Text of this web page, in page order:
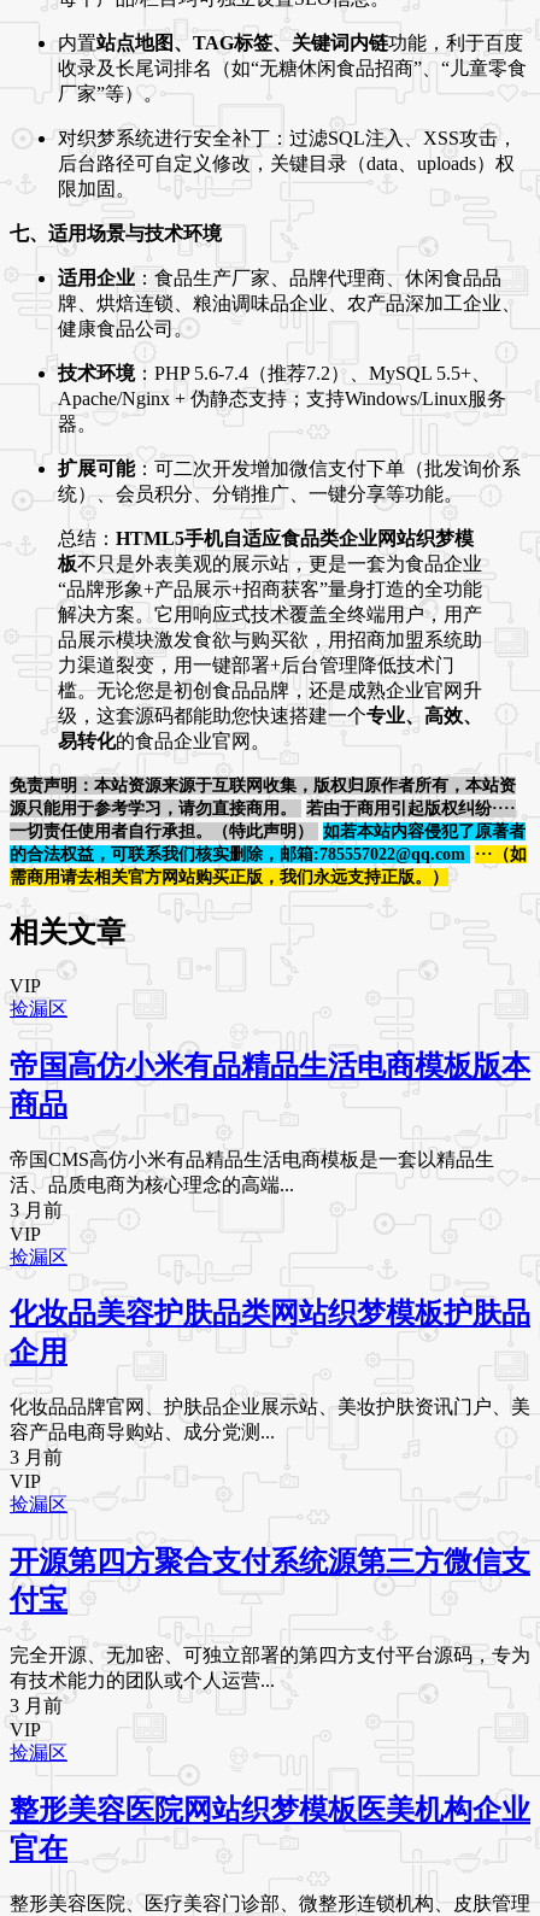
内置站点地图、TAG标签、关键词内链功能，利于百度
收录及长尾词排名（如“无糖休闲食品招商”、“儿童零食
厂家”等）。
对织梦系统进行安全补丁：过滤SQL注入、XSS攻击，
后台路径可自定义修改，关键目录（data、uploads）权
限加固。
七、适用场景与技术环境
适用企业 ：食品生产厂家、品牌代理商、休闲食品品
牌、烘焙连锁、粮油调味品企业、农产品深加工企业、
健康食品公司。
技术环境：PHP 5.6-7.4（推荐7.2）、MySQL 5.5+、
Apache/Nginx + 伪静态支持；支持Windows/Linux服务
器。
扩展可能：可二次开发增加微信支付下单（批发询价系
统）、会员积分、分销推广、一键分享等功能。
总结： HTML5手机自适应食品类企业网站织梦模
板不只是外表美观的展示站，更是一套为食品企业
“品牌形象+产品展示+招商获客”量身打造的全功能
解决方案。它用响应式技术覆盖全终端用户，用产
品展示模块激发食欲与购买欲，用招商加盟系统助
力渠道裂变，用一键部署+后台管理降低技术门
槛。无论您是初创食品品牌，还是成熟企业官网升
级，这套源码都能助您快速搭建一个专业、高效、
易转化的食品企业官网。
免责声明：本站资源来源于互联网收集，版权归原作者所有，本站资
源只能用于参考学习，请勿直接商用。
若由于商用引起版权纠纷····
一切责任使用者自行承担。（特此声明）
如若本站内容侵犯了原著者
的合法权益，可联系我们核实删除，邮箱:785557022@qq.com
···（如
需商用请去相关官方网站购买正版，我们永远支持正版。）
相关文章
VIP
捡漏区
帝国高仿小米有品精品生活电商模板版本
商品
帝国CMS高仿小米有品精品生活电商模板是一套以精品生
活、品质电商为核心理念的高端...
3 月前
VIP
捡漏区
化妆品美容护肤品类网站织梦模板护肤品
企用
化妆品品牌官网、护肤品企业展示站、美妆护肤资讯门户、美
容产品电商导购站、成分党测...
3 月前
VIP
捡漏区
开源第四方聚合支付系统源第三方微信支
付宝
完全开源、无加密、可独立部署的第四方支付平台源码，专为
有技术能力的团队或个人运营...
3 月前
VIP
捡漏区
整形美容医院网站织梦模板医美机构企业
官在
整形美容医院、医疗美容门诊部、微整形连锁机构、皮肤管理